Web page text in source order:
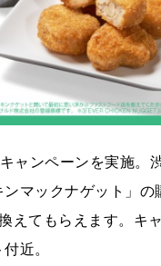
ャンペーンを実施。
マックナゲット」の
えてもらえます。キ
近。